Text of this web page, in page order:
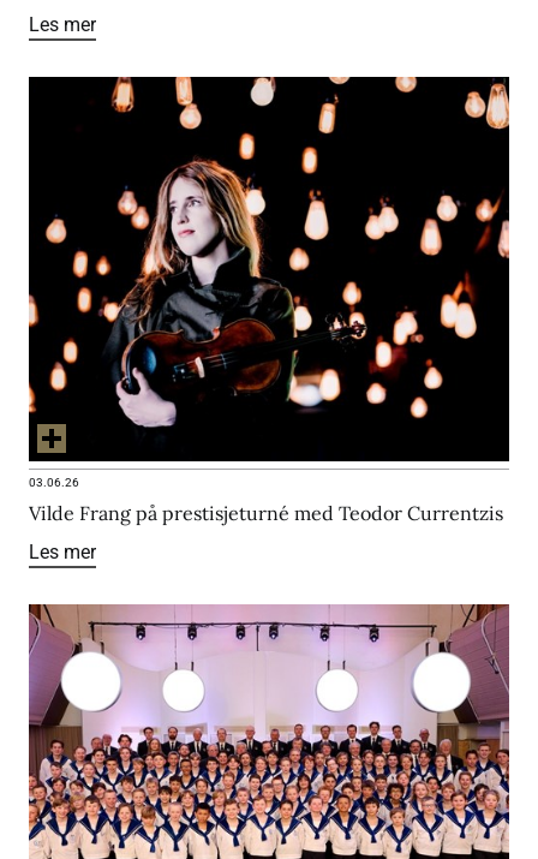
Les mer
03.06.26
Vilde Frang på prestisjeturné med Teodor Currentzis
Les mer